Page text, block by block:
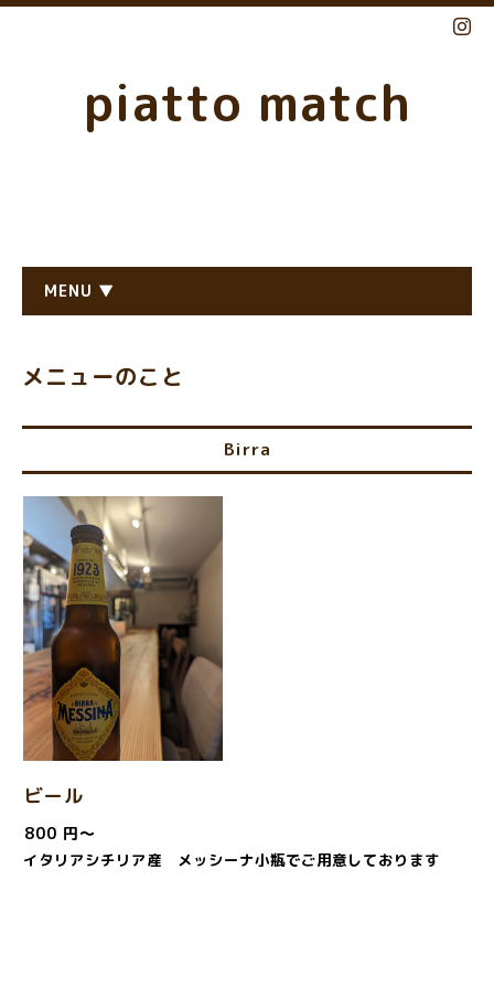
piatto match
MENU ▼
メニューのこと
Birra
ビール
800 円～
イタリアシチリア産 メッシーナ小瓶でご用意しております